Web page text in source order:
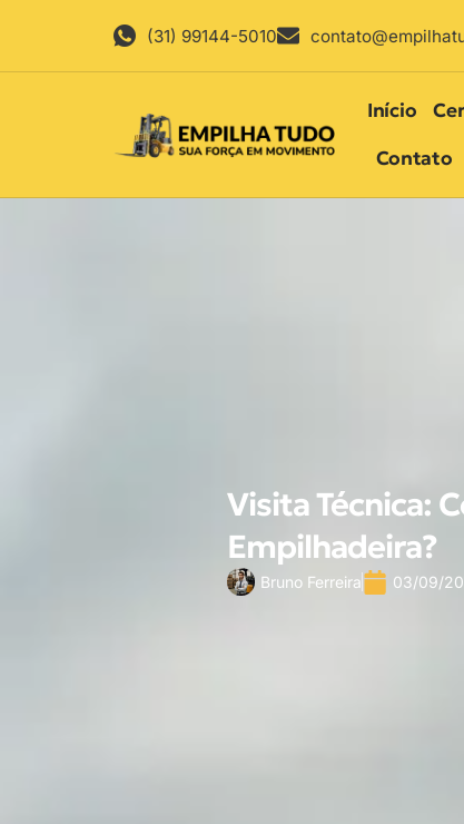
(31) 99144-5010
Início
Contato
Visita Técnica:
Empilhadeira?
Bruno Ferreira 03/09/